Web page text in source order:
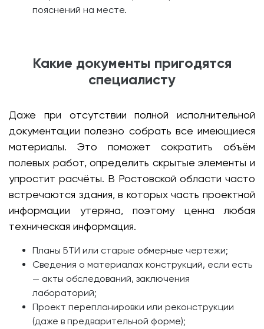
пояснений на месте.
Какие документы пригодятся
специалисту
Даже при отсутствии полной исполнительной
документации полезно собрать все имеющиеся
материалы. Это поможет сократить объём
полевых работ, определить скрытые элементы и
упростит расчёты. В Ростовской области часто
встречаются здания, в которых часть проектной
информации утеряна, поэтому ценна любая
техническая информация.
Планы БТИ или старые обмерные чертежи;
Сведения о материалах конструкций, если есть
— акты обследований, заключения
лабораторий;
Проект перепланировки или реконструкции
(даже в предварительной форме);